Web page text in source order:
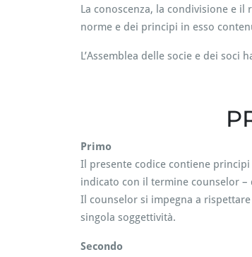
La conoscenza, la condivisione e
norme e dei principi in esso
L’Assemblea delle socie e dei soci
Primo
Il presente codice contiene
indicato con il termine counselor –
Il counselor si impegna a
singola soggettività.
Secondo